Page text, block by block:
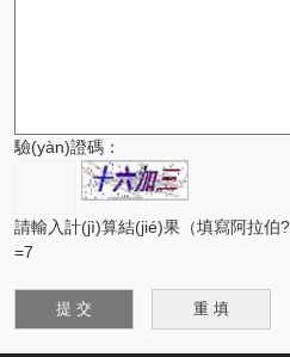
驗(yàn)證碼：
請輸入計(jì)算結(jié)果（填寫阿拉伯
=7